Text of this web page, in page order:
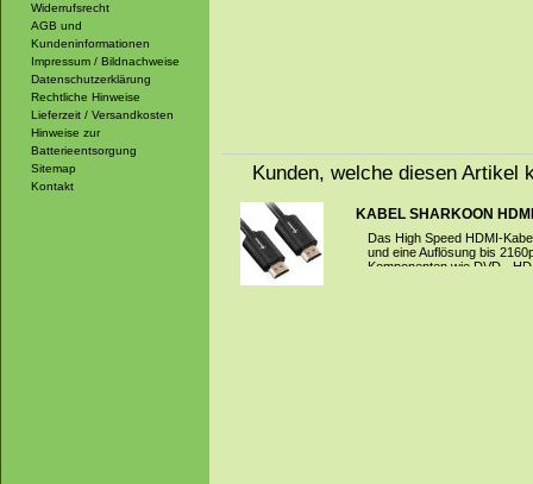
Widerrufsrecht
AGB und
Kundeninformationen
Impressum / Bildnachweise
Datenschutzerklärung
Rechtliche Hinweise
Lieferzeit / Versandkosten
Hinweise zur
Batterieentsorgung
Sitemap
Kontakt
Kunden, welche diesen Artikel
KABEL SHARKOON
Das High Speed HDMI-
und eine Auflösung bis
Komponenten wie DVD-,